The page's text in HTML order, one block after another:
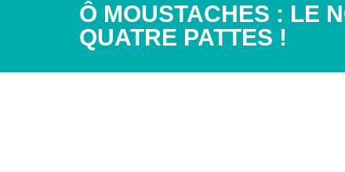
Ô MOUSTACHES : LE
QUATRE PATTES !